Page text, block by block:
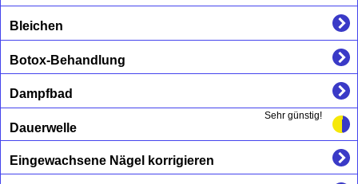
Bleichen
Botox-Behandlung
Dampfbad
Sehr günstig!
Dauerwelle
Eingewachsene Nägel korrigieren